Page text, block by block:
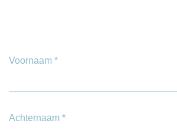
Voornaam *
Achternaam *